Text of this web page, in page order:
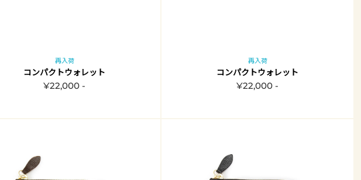
再入荷
コンパクトウォレット
¥22,000 -
再入荷
コンパクトウォレット
¥22,000 -